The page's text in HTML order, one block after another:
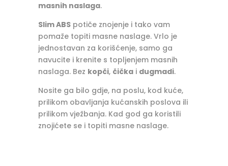
masnih naslaga.
Slim ABSpotiče znojenje i tako vam
pomaže topiti masne naslage. Vrlo je
jednostavan za korišćenje, samo ga
navucite i krenite s topljenjem masnih
naslaga. Bez kopči, čičkai dugmadi.
Nosite ga bilo gdje, na poslu, kod kuće,
prilikom obavljanja kućanskih poslova ili
prilikom vježbanja. Kad god ga koristili
znojićete se i topiti masne naslage.